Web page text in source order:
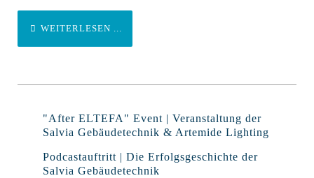
WEITERLESEN ...
"After ELTEFA" Event | Veranstaltung der
Salvia Gebäudetechnik & Artemide Lighting
Podcastauftritt | Die Erfolgsgeschichte der
Salvia Gebäudetechnik